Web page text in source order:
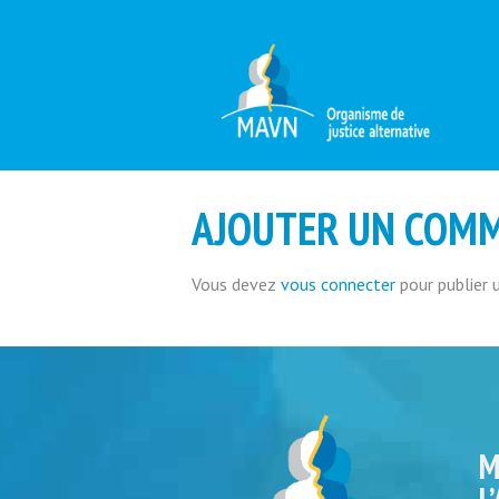
AJOUTER UN
Vous devez vous connecter pour publier